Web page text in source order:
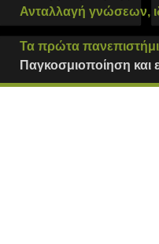
Ανταλλαγή γνώσεων,
Τα πρώτα
Παγκοσμιοποίηση και